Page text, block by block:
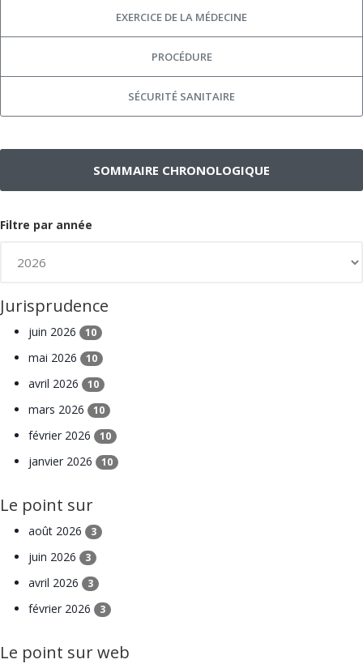
EXERCICE DE LA MÉDECINE
PROCÉDURE
SÉCURITÉ SANITAIRE
SOMMAIRE CHRONOLOGIQUE
Filtre par année
Jurisprudence
juin 2026 10
mai 2026 10
avril 2026 10
mars 2026 10
février 2026 10
janvier 2026 10
Le point sur
août 2026 3
juin 2026 3
avril 2026 3
février 2026 3
Le point sur web